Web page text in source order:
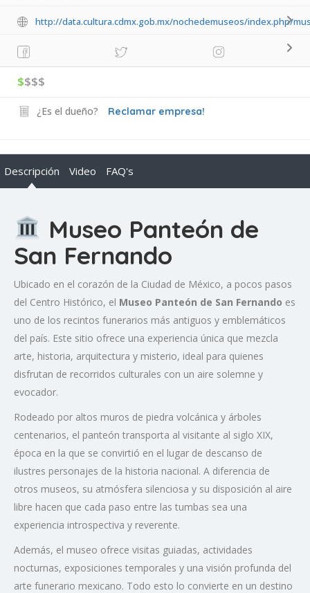
http://data.cultura.cdmx.gob.mx/nochedemuseos/index.php/
$$$$
¿Es el dueño? Reclamar empresa!
Descripción Video FAQ's
Museo Panteón de
San Fernando
Ubicado en el corazón de la Ciudad de México, a pocos pasos
del Centro Histórico, el Museo Panteón de San Fernando es
uno de los recintos funerarios más antiguos y emblemáticos
del país. Este sitio ofrece una experiencia única que mezcla
arte, historia, arquitectura y misterio, ideal para quienes
disfrutan de recorridos culturales con un aire solemne y
evocador.
Rodeado por altos muros de piedra volcánica y árboles
centenarios, el panteón transporta al visitante al siglo XIX,
época en la que se convirtió en el lugar de descanso de
ilustres personajes de la historia nacional. A diferencia de
otros museos, su atmósfera silenciosa y su disposición al aire
libre hacen que cada paso entre las tumbas sea una
experiencia introspectiva y reverente.
Además, el museo ofrece visitas guiadas, actividades
nocturnas, exposiciones temporales y una visión profunda del
arte funerario mexicano. Todo esto lo convierte en un destino